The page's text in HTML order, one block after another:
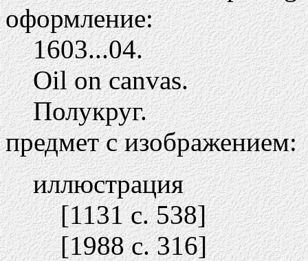
оформление:
1603...04.
Oil on canvas.
Полукруг.
предмет с изображением:
иллюстрация
[1131 c. 538]
[1988 c. 316]